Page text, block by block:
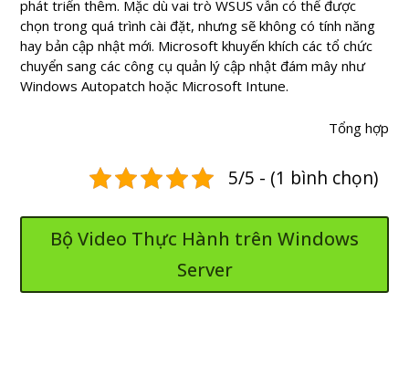
phát triển thêm. Mặc dù vai trò WSUS vẫn có thể được
chọn trong quá trình cài đặt, nhưng sẽ không có tính năng
hay bản cập nhật mới. Microsoft khuyến khích các tổ chức
chuyển sang các công cụ quản lý cập nhật đám mây như
Windows Autopatch hoặc Microsoft Intune.
Tổng hợp
5/5 - (1 bình chọn)
Bộ Video Thực Hành trên Windows
Server